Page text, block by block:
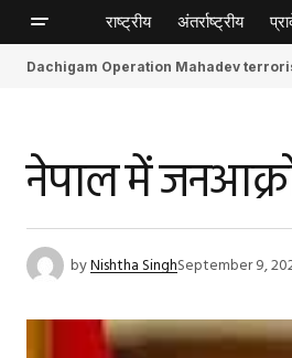
राष्ट्रीय अंतर्राष्ट्रीय
Dachigam Operation Mahadev terrorist
नेपाल में
byNishtha SinghSeptember 9,